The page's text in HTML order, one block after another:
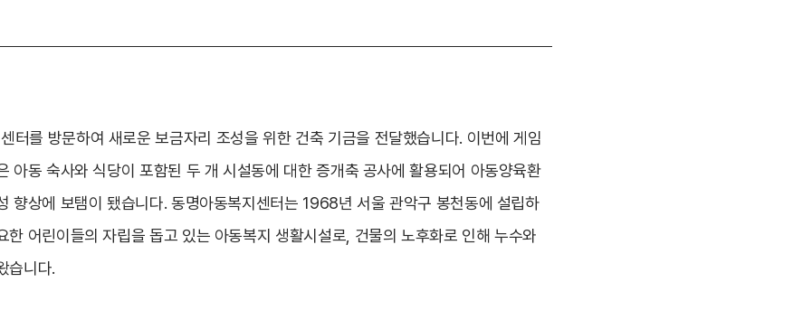
터를 방문하여 새로운 보금자리 조성을 위한 건축 기금을 전달했습니다. 이번에 게임
아동 숙사와 식당이 포함된 두 개 시설동에 대한 증개축 공사에 활용되어 아동양육환
향상에 보탬이 됐습니다. 동명아동복지센터는 1968년 서울 관악구 봉천동에 설립하
한 어린이들의 자립을 돕고 있는 아동복지 생활시설로, 건물의 노후화로 인해 누수와
습니다.